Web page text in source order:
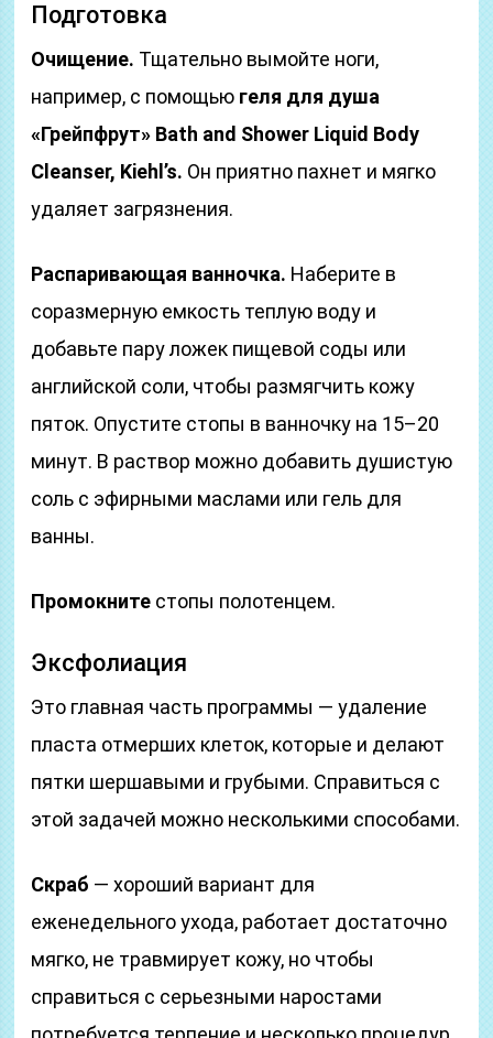
Подготовка
Очищение. Тщательно вымойте ноги,
например, с помощью геля для душа
«Грейпфрут» Bath and Shower Liquid Body
Cleanser, Kiehl’s. Он приятно пахнет и мягко
удаляет загрязнения.
Распаривающая ванночка. Наберите в
соразмерную емкость теплую воду и
добавьте пару ложек пищевой соды или
английской соли, чтобы размягчить кожу
пяток. Опустите стопы в ванночку на 15–20
минут. В раствор можно добавить душистую
соль с эфирными маслами или гель для
ванны.
Промокните стопы полотенцем.
Эксфолиация
Это главная часть программы — удаление
пласта отмерших клеток, которые и делают
пятки шершавыми и грубыми. Справиться с
этой задачей можно несколькими способами.
Скраб — хороший вариант для
еженедельного ухода, работает достаточно
мягко, не травмирует кожу, но чтобы
справиться с серьезными наростами